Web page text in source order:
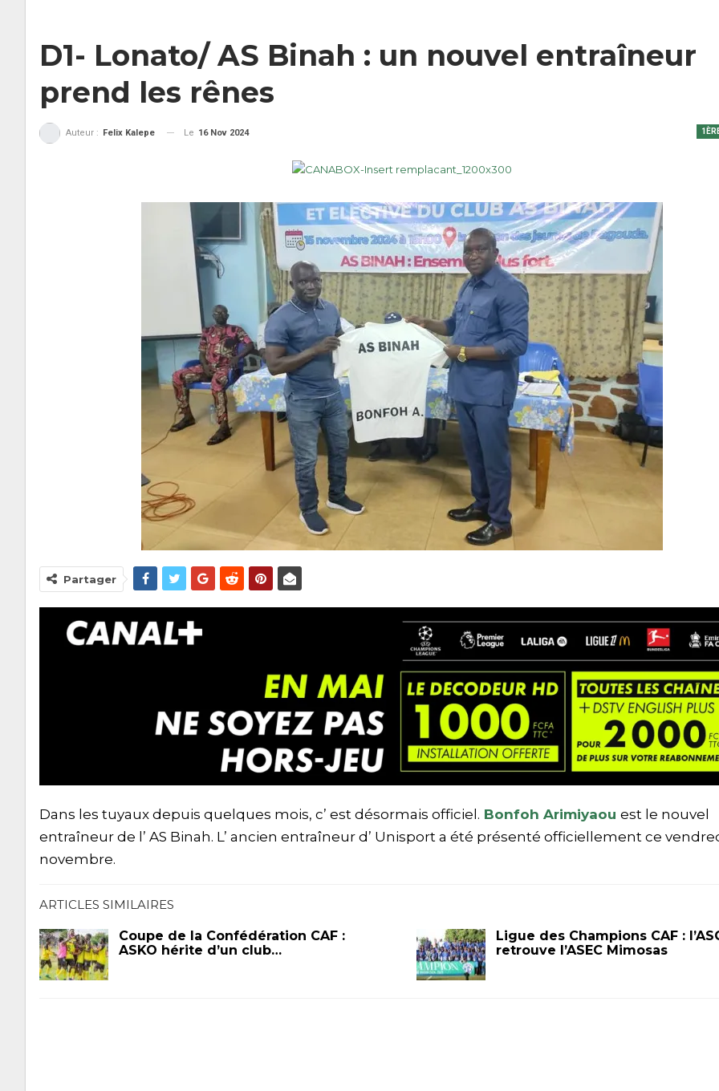
D1- Lonato/ AS Binah : un nouvel entraîneur
prend les rênes
Auteur : Felix Kalepe Le 16 Nov 2024
Partager
Dans les tuyaux depuis quelques mois, c’ est désormais officiel. Bonfoh Arimiyaou est le nouvel
entraîneur de l’ AS Binah. L’ ancien entraîneur d’ Unisport a été présenté officiellement ce
novembre.
ARTICLES SIMILAIRES
Coupe de la Confédération CAF :
ASKO hérite d’un club…
Ligue des Champions CAF :
retrouve l’ASEC Mimosas